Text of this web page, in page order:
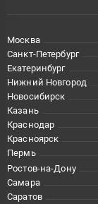
Москва
Санкт-Петербург
Екатеринбург
Нижний Новгород
Новосибирск
Казань
Краснодар
Красноярск
Пермь
Ростов-на-Дону
Самара
Саратов